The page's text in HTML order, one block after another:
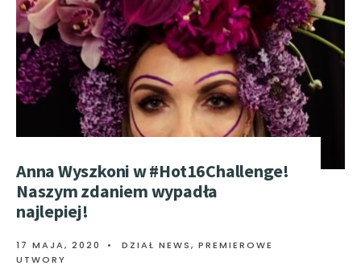
Anna Wyszkoni w #Hot16Challenge!
Naszym zdaniem wypadła
najlepiej!
17 MAJA, 2020 • DZIAŁ NEWS, PREMIEROWE
UTWORY